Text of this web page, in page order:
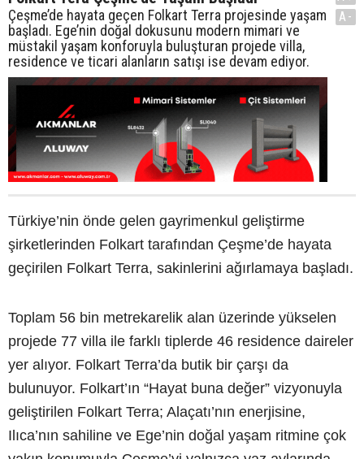
Çeşme’de hayata geçen Folkart Terra projesinde yaşam
başladı. Ege’nin doğal dokusunu modern mimari ve
müstakil yaşam konforuyla buluşturan projede villa,
residence ve ticari alanların satışı ise devam ediyor.
A-
Türkiye’nin önde gelen gayrimenkul geliştirme
şirketlerinden Folkart tarafından Çeşme’de hayata
geçirilen Folkart Terra, sakinlerini ağırlamaya başladı.
Toplam 56 bin metrekarelik alan üzerinde yükselen
projede 77 villa ile farklı tiplerde 46 residence daireler
yer alıyor. Folkart Terra’da butik bir çarşı da
bulunuyor. Folkart’ın “Hayat buna değer” vizyonuyla
geliştirilen Folkart Terra; Alaçatı’nın enerjisine,
Ilıca’nın sahiline ve Ege’nin doğal yaşam ritmine çok